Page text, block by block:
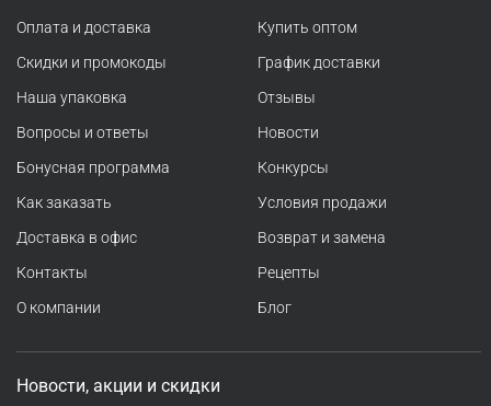
Оплата и доставка
Скидки и промокоды
Наша упаковка
Вопросы и ответы
Бонусная программа
Как заказать
Доставка в офис
Контакты
О компании
Купить оптом
График доставки
Отзывы
Новости
Конкурсы
Условия продажи
Возврат и замена
Рецепты
Блог
Новости, акции и скидки